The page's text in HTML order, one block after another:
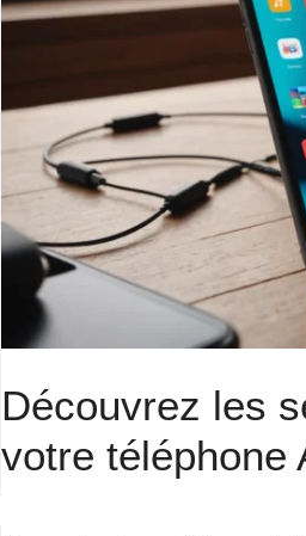
Découvrez les
votre téléphone